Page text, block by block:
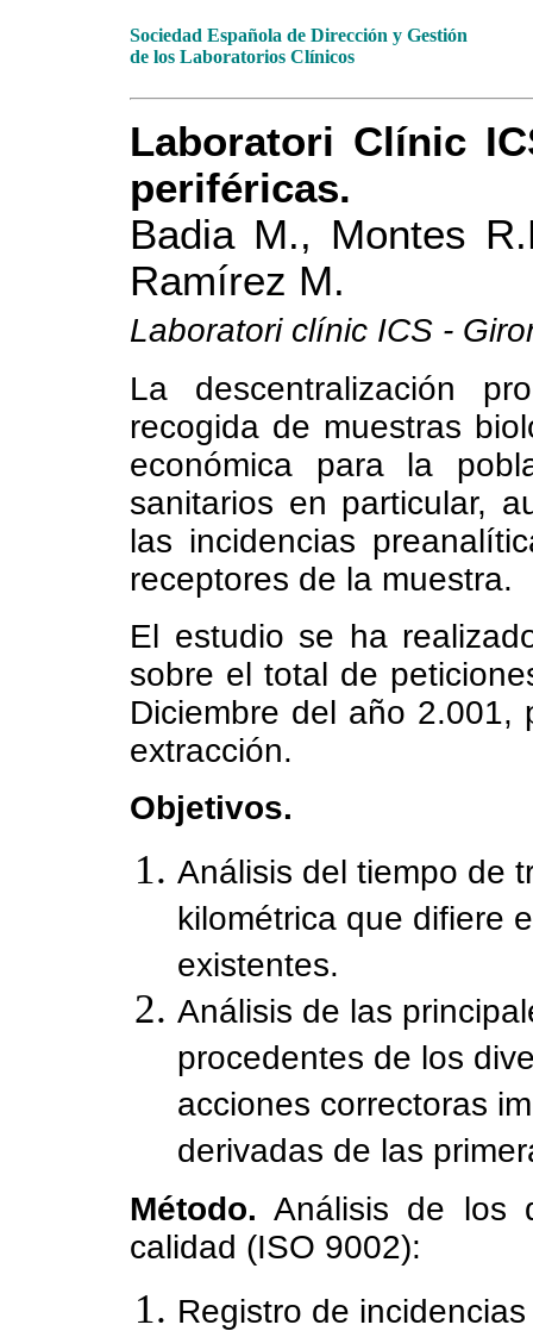
Sociedad Española de Dirección y Gestión
de los Laboratorios Clínicos
Laboratori Clínic
periféricas.
Badia M., Montes
Ramírez M.
Laboratori clínic ICS -
La descentralización
recogida de muestras
económica para la
sanitarios en particular,
las incidencias
receptores de la muestra.
El estudio se ha
sobre el total de
Diciembre del año 2.001,
extracción.
Objetivos.
Análisis del tiempo de
kilométrica que difiere
existentes.
Análisis de las
procedentes de los
acciones correctoras
derivadas de las
Método. Análisis de los
calidad (ISO 9002):
Registro de